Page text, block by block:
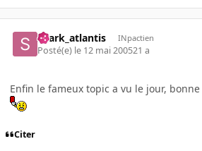
shark_atlantis INpactien
Posté(e) le 12 mai 200521 a
Enfin le fameux topic a vu le jour,
Citer